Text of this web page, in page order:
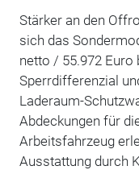
Stärker an den
sich das
netto / 55.972
Sperrdifferenzial
Laderaum-
Abdeckungen für
Arbeitsfahrzeug
Ausstattung durch